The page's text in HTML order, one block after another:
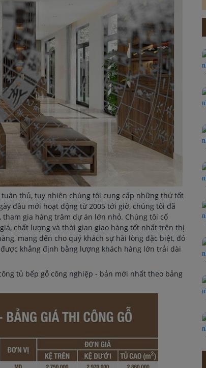
thủ, tuy nhiên chúng tôi cung cấp những thứ tốt
đầu mới hoạt động từ 2005 tới giờ, chúng tôi đã
gia hàng trăm dự án lớn nhỏ. Chúng tôi cố
chất lượng và thời gian giao hàng tốt nhất trên thị
mang đến cho quý khách sự hài lòng đặc biệt, đó
khẳng định bằng lượng khách hàng lớn trải dài
tủ bếp gỗ công nghiệp - bản mới nhất theo bảng